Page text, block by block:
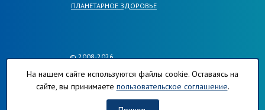
ПЛАНЕТАРНОЕ ЗДОРОВЬЕ
© 2008-2026
ПЛАНЕТА-РЕГИОНОВ.РФ
КФС-ПЛАНЕТА-РЕГИОНОВ.РФ
ХЛОРОФИЛЛ-ПЛАНЕТА-РЕГИОНОВ.РФ
На нашем сайте используются файлы cookie. Оставаясь на
сайте, вы принимаете пользовательское соглашение.